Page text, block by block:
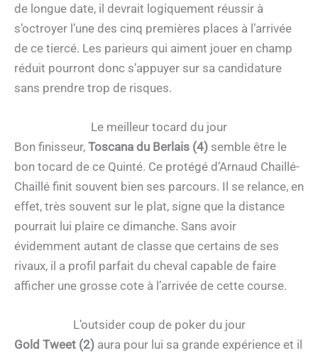
de longue date, il devrait logiquement réussir à
s’octroyer l’une des cinq premières places à l’arrivée
de ce tiercé. Les parieurs qui aiment jouer en champ
réduit pourront donc s’appuyer sur sa candidature
sans prendre trop de risques.
Le meilleur tocard du jour
Bon finisseur, Toscana du Berlais (4) semble être le
bon tocard de ce Quinté. Ce protégé d’Arnaud Chaillé-
Chaillé finit souvent bien ses parcours. Il se relance, en
effet, très souvent sur le plat, signe que la distance
pourrait lui plaire ce dimanche. Sans avoir
évidemment autant de classe que certains de ses
rivaux, il a profil parfait du cheval capable de faire
afficher une grosse cote à l’arrivée de cette course.
L’outsider coup de poker du jour
Gold Tweet (2) aura pour lui sa grande expérience et il